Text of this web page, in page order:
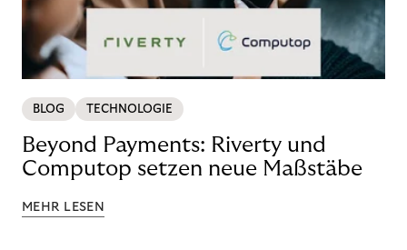
BLOG TECHNOLOGIE
Beyond Payments: Riverty und
Computop setzen neue Maßstäbe
MEHR LESEN